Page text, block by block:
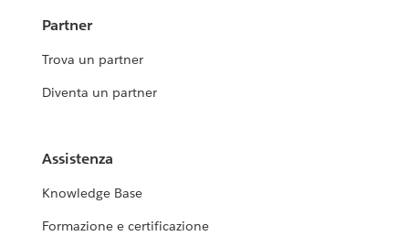
Partner
Trova un partner
Diventa un partner
Assistenza
Knowledge Base
Formazione e certificazione